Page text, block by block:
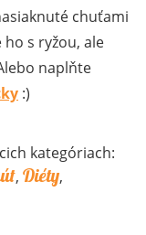
chuťami
s ryžou, ale
naplňte
:)
kategóriach:
, Diéty,